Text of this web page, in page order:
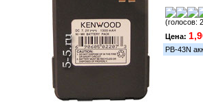
(голосов:
Цена:
PB-43N